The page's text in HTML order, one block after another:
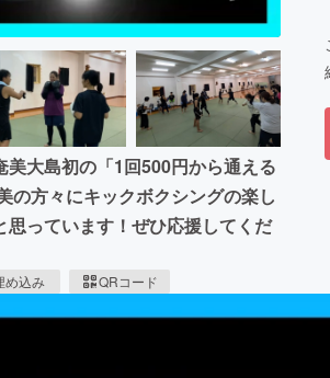
大島初の「1回500円から通える
の方々にキックボクシングの楽し
っています！ぜひ応援してくだ
め込み QRコード